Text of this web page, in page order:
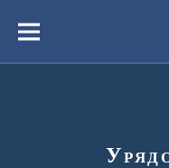
вмістуМеню